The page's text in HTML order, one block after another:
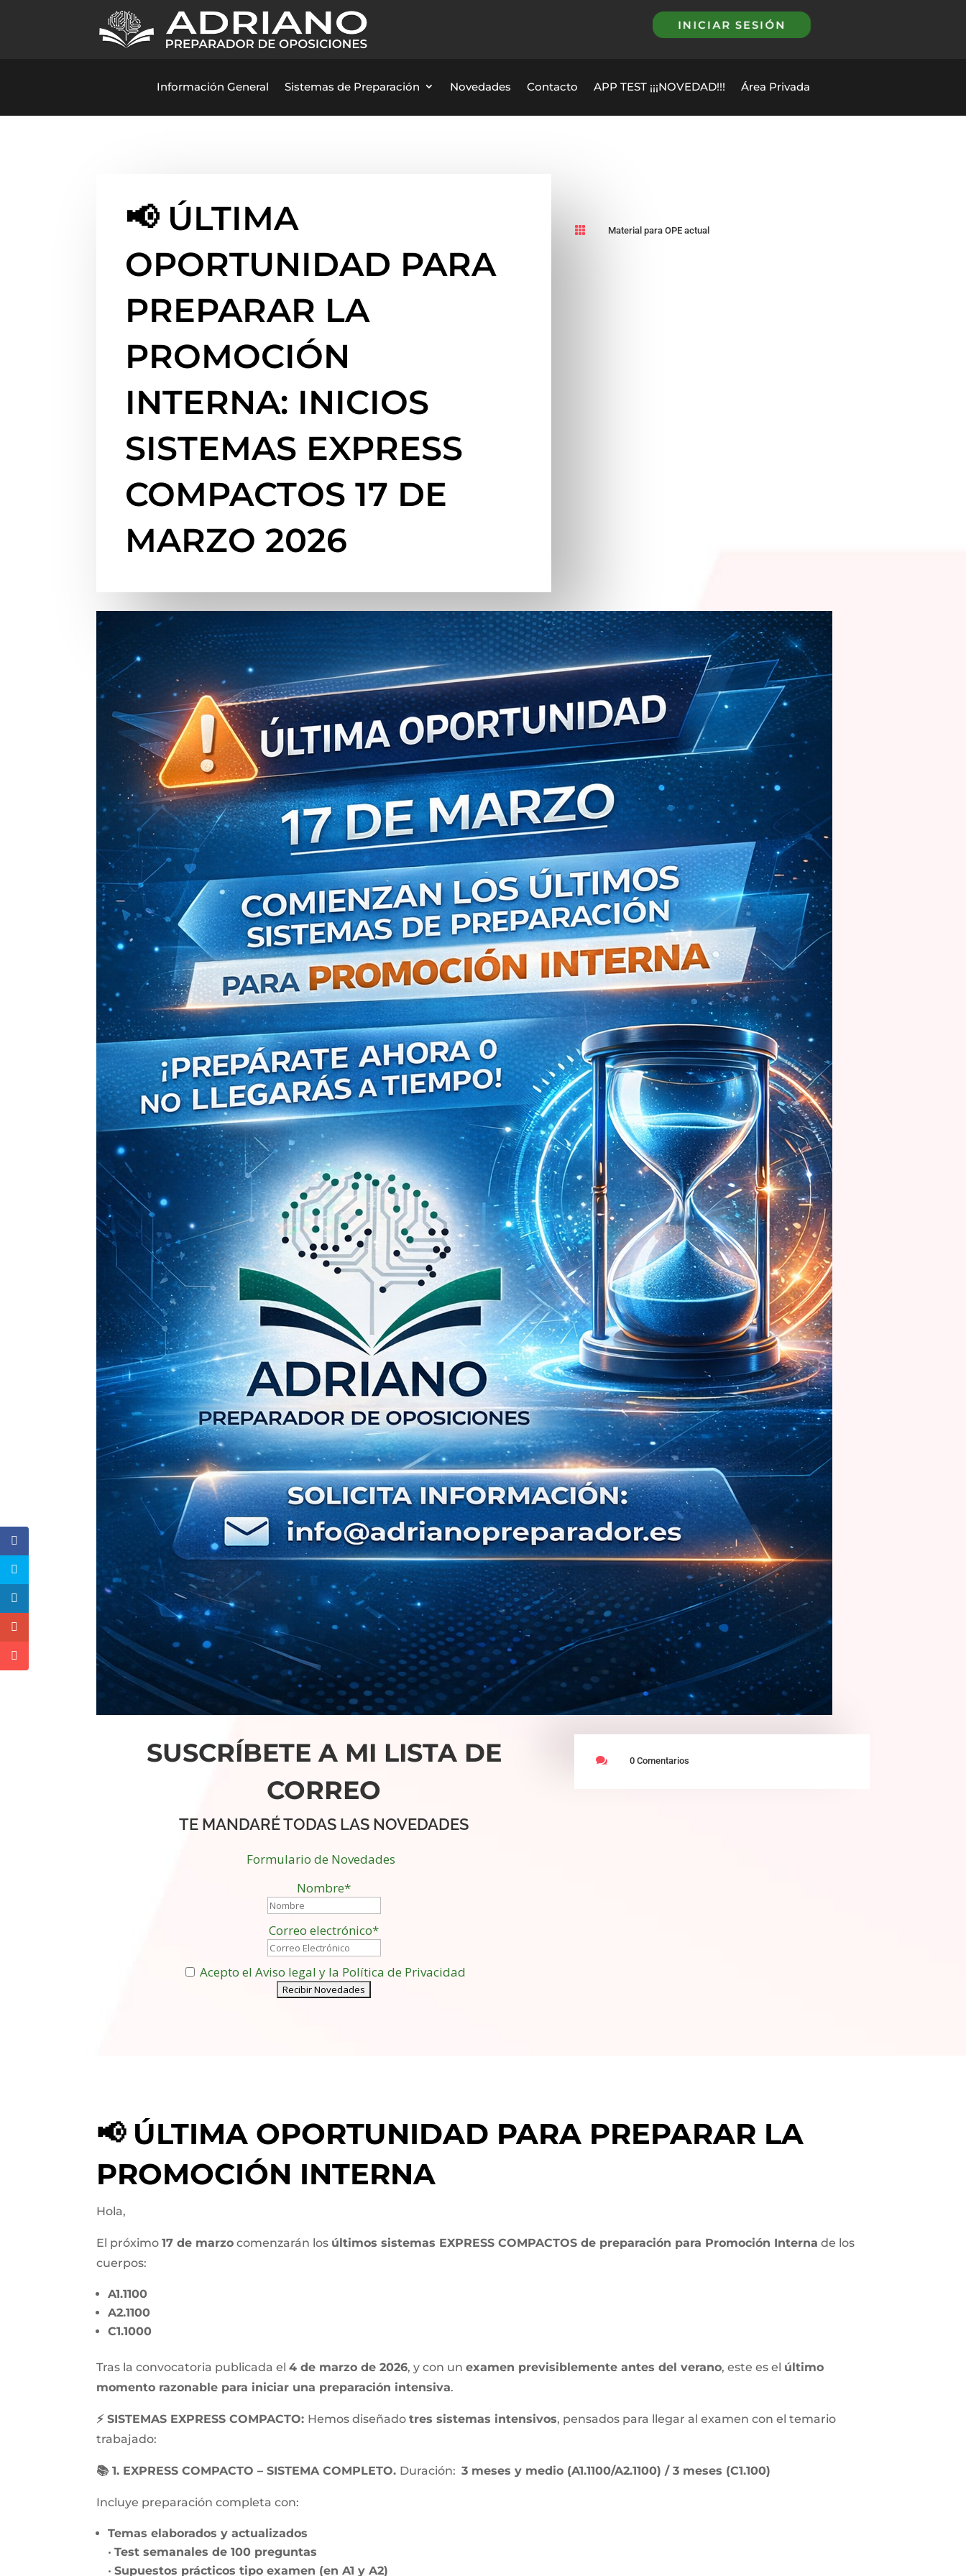
INICIAR SESIÓN
Información General Sistemas de Preparación Novedades Contacto APP TEST ¡¡¡NOVEDAD!!! Área Privada
📢 ÚLTIMA
OPORTUNIDAD PARA
PREPARAR LA
PROMOCIÓN
INTERNA: INICIOS
SISTEMAS EXPRESS
COMPACTOS 17 DE
MARZO 2026
 Material para OPE actual
SUSCRÍBETE A MI LISTA DE
CORREO
TE MANDARÉ TODAS LAS NOVEDADES
Formulario de Novedades
Nombre*
Correo electrónico*
Acepto el Aviso legal y la Política de Privacidad
 0 Comentarios
📢 ÚLTIMA OPORTUNIDAD PARA PREPARAR LA
PROMOCIÓN INTERNA
Hola,
El próximo17 de marzo comenzarán los últimos sistemas EXPRESS COMPACTOS de preparación para Promoción Interna de los
cuerpos:
A1.1100
A2.1100
C1.1000
Tras la convocatoria publicada el4 de marzo de 2026, y con unexamen previsiblemente antes del verano, este es el último
momento razonable para iniciar una preparación intensiva.
⚡ SISTEMAS EXPRESS COMPACTO: Hemos diseñadotres sistemas intensivos, pensados para llegar al examen con el temario
trabajado:
📚 1. EXPRESS COMPACTO – SISTEMA COMPLETO. Duración:3 meses y medio (A1.1100/A2.1100) / 3 meses (C1.100)
Incluye preparación completa con:
Temas elaborados y actualizados
•Test semanales de 100 preguntas
•Supuestos prácticos tipo examen (en A1 y A2)